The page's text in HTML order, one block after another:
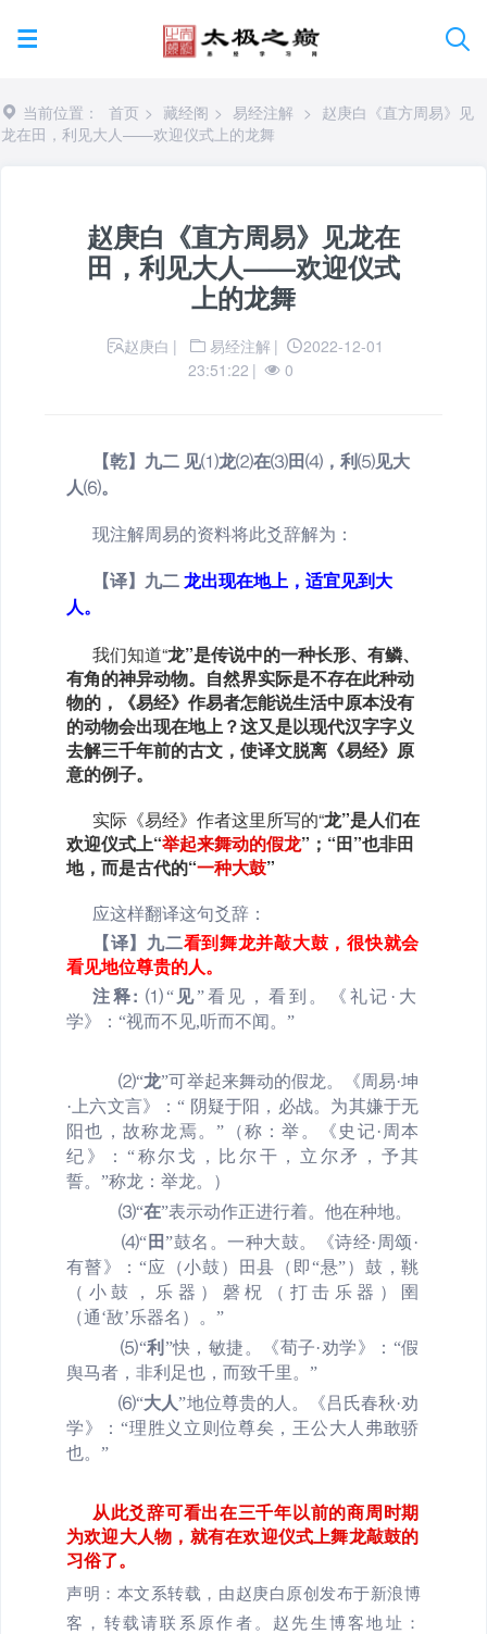
当前位置： 首页 > 藏经阁 > 易经注解 > 赵庚白《直方周易》见
龙在田，利见大人——欢迎仪式上的龙舞
赵庚白《直方周易》见龙在
田，利见大人——欢迎仪式
上的龙舞
赵庚白 | 易经注解 |
2022-12-01
23:51:22 | 0
【乾】九二 见⑴龙⑵在⑶田⑷，利⑸见大
人⑹。
现注解周易的资料将此爻辞解为：
【译】九二 龙出现在地上，适宜见到大
人。
我们知道“龙”是传说中的一种长形、有鳞、
有角的神异动物。自然界实际是不存在此种动
物的，《易经》作易者怎能说生活中原本没有
的动物会出现在地上？这又是以现代汉字字义
去解三千年前的古文，使译文脱离《易经》原
意的例子。
实际《易经》作者这里所写的“龙”是人们在
欢迎仪式上“举起来舞动的假龙”；“田”也非田
地，而是古代的“一种大鼓”
应这样翻译这句爻辞：
【译】九二看到舞龙并敲大鼓，很快就会
看见地位尊贵的人。
注释: ⑴“见”看见，看到。《礼记·大
学》：“视而不见,听而不闻。”
⑵“龙”可举起来舞动的假龙。《周易·坤
·上六文言》：“ 阴疑于阳，必战。为其嫌于无
阳也，故称龙焉。”（称：举。《史记·周本
纪》：“称尔戈，比尔干，立尔矛，予其
誓。”称龙：举龙。）
⑶“在”表示动作正进行着。他在种地。
⑷“ 田”鼓名。一种大鼓。《诗经·周颂·
有瞽》：“应（小鼓）田县（即“悬”）鼓，鞉
（小鼓，乐器）磬柷（打击乐器）圉
（通‘敔’乐器名）。”
⑸“利 ”快，敏捷。《荀子·劝学》：“假
舆马者，非利足也，而致千里。”
⑹“大人”地位尊贵的人。《吕氏春秋·劝
学》：“理胜义立则位尊矣，王公大人弗敢骄
也。”
从此爻辞可看出在三千年以前的商周时期
为欢迎大人物，就有在欢迎仪式上舞龙敲鼓的
习俗了。
声明：本文系转载，由赵庚白原创发布于新浪博
客，转载请联系原作者。赵先生博客地址：